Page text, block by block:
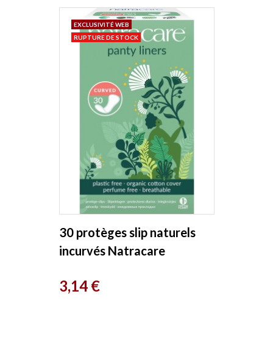
30 protèges slip naturels
incurvés Natracare
Prix
3,14 €
EXCLUSIVITÉ WEB
RUPTURE DE STOCK